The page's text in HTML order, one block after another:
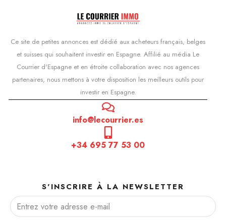
Ce site de petites annonces est dédié aux acheteurs français, belges
et suisses qui souhaitent investir en Espagne. Affilié au média Le
Courrier d'Espagne et en étroite collaboration avec nos agences
partenaires, nous mettons à votre disposition les meilleurs outils pour
investir en Espagne.
info@lecourrier.es
+34 695 77 53 00
S'INSCRIRE À LA NEWSLETTER